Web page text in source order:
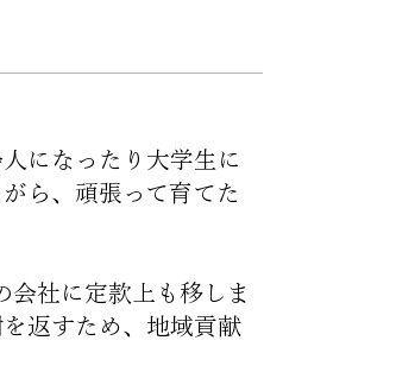
になったり大学生に
ら、頑張って育てた
会社に定款上も移しま
返すため、地域貢献